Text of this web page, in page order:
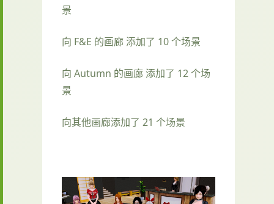
景
向 F&E 的画廊 添加了 10 个场景
向 Autumn 的画廊 添加了 12 个场
景
向其他画廊添加了 21 个场景